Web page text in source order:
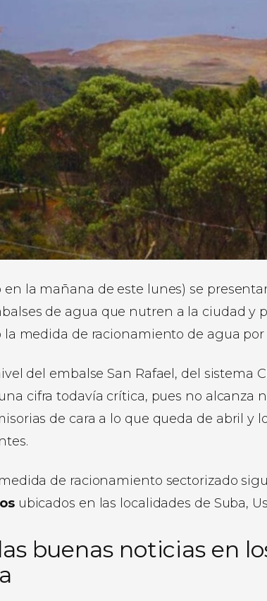
la mañana de este lunes) se
de agua que nutren a la ciudad y
la medida de racionamiento de agua por
del embalse San Rafael, del sistema
cifra todavía crítica, pues no alcanza
de cara a lo que queda de abril y
de racionamiento sectorizado
ubicados en las localidades de Suba,
buenas noticias en